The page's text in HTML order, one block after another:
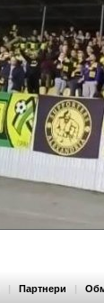
| Партнери |